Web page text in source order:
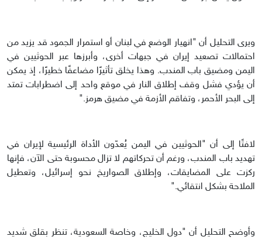
ويرى التحليل أن "انهيار الوضع في لبنان أو استمرار الجمود قد يزيد من
احتمالات تصعيد إيران في جبهات أخرى، وأبرزها عبر الحوثيين في
اليمن ومضيق باب المندب. وهذا يخلق تأثيرًا مضاعفًا خطيرًا، إذ يمكن
أن يؤدي فشل وقف إطلاق النار في موقع واحد إلى اضطرابات تمتد
إلى البحر الأحمر، وتفاقم الأزمة في مضيق هرمز."
لافتًا إلى أن "الحوثيين في اليمن يُعدّون الأداة الرئيسية لإيران في
تهديد باب المندب، ورغم أن تحركاتهم لا تزال محسوبة حتى الآن، فإنها
ركزت على المضايقات، وإطلاق الصواريخ نحو إسرائيل، وتعطيل
الملاحة بشكل انتقائي."
وأوضح التحليل أن "دول الخليج، وخاصة السعودية، تنظر بقلق شديد